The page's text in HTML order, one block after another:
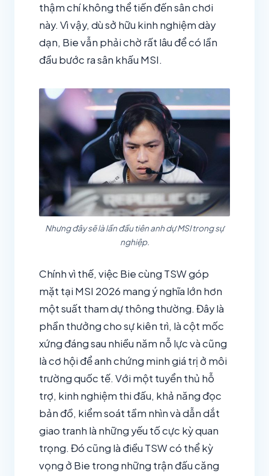
thậm chí không thể tiến đến sân chơi
này. Vì vậy, dù sở hữu kinh nghiệm dày
dạn, Bie vẫn phải chờ rất lâu để có lần
đầu bước ra sân khấu MSI.
Nhưng đây sẽ là lần đầu tiên anh dự MSI trong sự
nghiệp.
Chính vì thế, việc Bie cùng TSW góp
mặt tại MSI 2026 mang ý nghĩa lớn hơn
một suất tham dự thông thường. Đây là
phần thưởng cho sự kiên trì, là cột mốc
xứng đáng sau nhiều năm nỗ lực và cũng
là cơ hội để anh chứng minh giá trị ở môi
trường quốc tế. Với một tuyển thủ hỗ
trợ, kinh nghiệm thi đấu, khả năng đọc
bản đồ, kiểm soát tầm nhìn và dẫn dắt
giao tranh là những yếu tố cực kỳ quan
trọng. Đó cũng là điều TSW có thể kỳ
vọng ở Bie trong những trận đấu căng